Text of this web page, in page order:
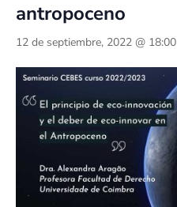
antropoceno
12 de septiembre, 2022 @ 18:00